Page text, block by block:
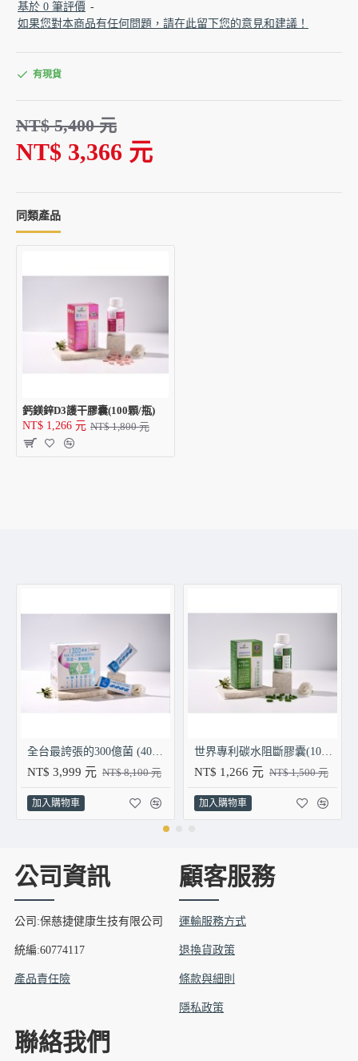
基於 0 筆評價 -
如果您對本商品有任何問題，請在此留下您的意見和建議！
NT$ 3,366 元
NT$ 5,400 元
有現貨
同類產品
鈣鎂鋅D3護干膠囊(100顆/瓶)
NT$ 1,266 元 NT$ 1,800 元
全台最誇張的300億菌 (40支/盒) X 3盒
NT$ 3,999 元 NT$ 8,100 元
加入購物車
世界專利碳水阻斷膠囊(100顆/瓶)
NT$ 1,266 元 NT$ 1,500 元
加入購物車
公司資訊
公司:保慈捷健康生技有限公司
統編:60774117
產品責任險
顧客服務
運輸服務方式
退換貨政策
條款與細則
隱私政策
聯絡我們